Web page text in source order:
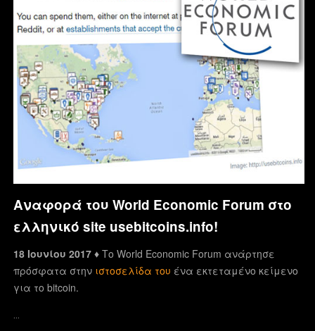
Αναφορά του World Economic Forum στο
ελληνικό site usebitcoins.info!
18 Ιουνίου 2017 ♦Το World Economic Forum ανάρτησε
πρόσφατα στην ιστοσελίδα του ένα εκτεταμένο κείμενο
για το bitcoin.